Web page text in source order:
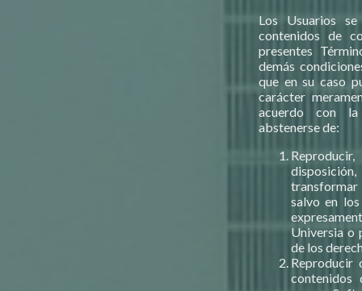
Los Usuarios
contenidos de
presentes
demás
que en su caso
carácter
acuerdo con la
abstenerse de:
salvo en
Universia o
de los
Reproducir
contenidos